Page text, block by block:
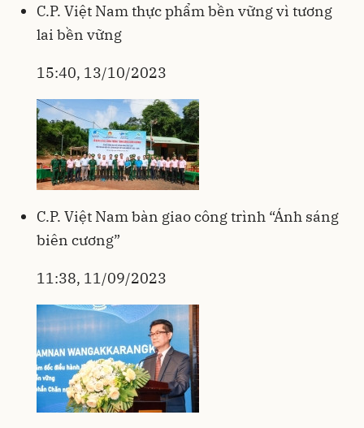
C.P. Việt Nam thực phẩm bền vững vì tương
lai bền vững
15:40, 13/10/2023
C.P. Việt Nam bàn giao công trình “Ánh sáng
biên cương”
11:38, 11/09/2023